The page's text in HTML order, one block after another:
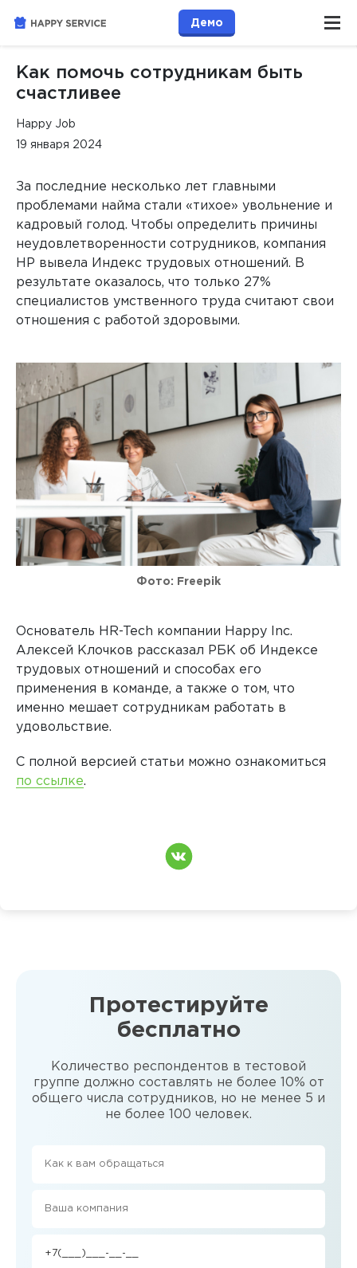
Демо
Как помочь сотрудникам быть
счастливее
Happy Job
19 января 2024
За последние несколько лет главными
проблемами найма стали «тихое» увольнение и
кадровый голод. Чтобы определить причины
неудовлетворенности сотрудников, компания
HP вывела Индекс трудовых отношений. В
результате оказалось, что только 27%
специалистов умственного труда считают свои
отношения с работой здоровыми.
Фото: Freepik
Основатель HR-Tech компании Happy Inc.
Алексей Клочков рассказал РБК об Индексе
трудовых отношений и способах его
применения в команде, а также о том, что
именно мешает сотрудникам работать в
удовольствие.
С полной версией статьи можно ознакомиться
по ссылке.
Протестируйте
бесплатно
Количество респондентов в тестовой
группе должно составлять не более 10% от
общего числа сотрудников, но не менее 5 и
не более 100 человек.